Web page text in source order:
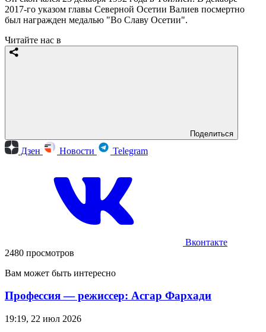
2017-го указом главы Северной Осетии Валиев посмертно
был награжден медалью "Во Славу Осетии".
Читайте нас в
Поделиться
Дзен Новости Telegram
Вконтакте
2480 просмотров
Вам может быть интересно
Профессия — режиссер: Асгар Фархади
19:19, 22 июл 2026